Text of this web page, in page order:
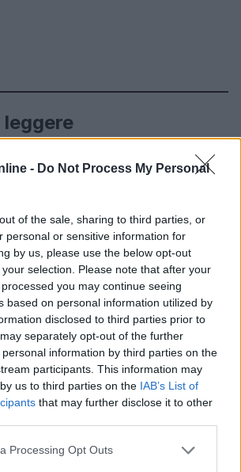
- Do Not Process My Personal
of the sale, sharing to third parties, or
personal or sensitive information for
by us, please use the below opt-out
selection. Please note that after your
you may continue seeing
based on personal information utilized by
disclosed to third parties prior to
separately opt-out of the further
information by third parties on the
participants. This information may
us to third parties on the IAB’s List of
that may further disclose it to other
website/app uses one or more Google
Processing Opt Outs
il racconto della riabilitazione e il